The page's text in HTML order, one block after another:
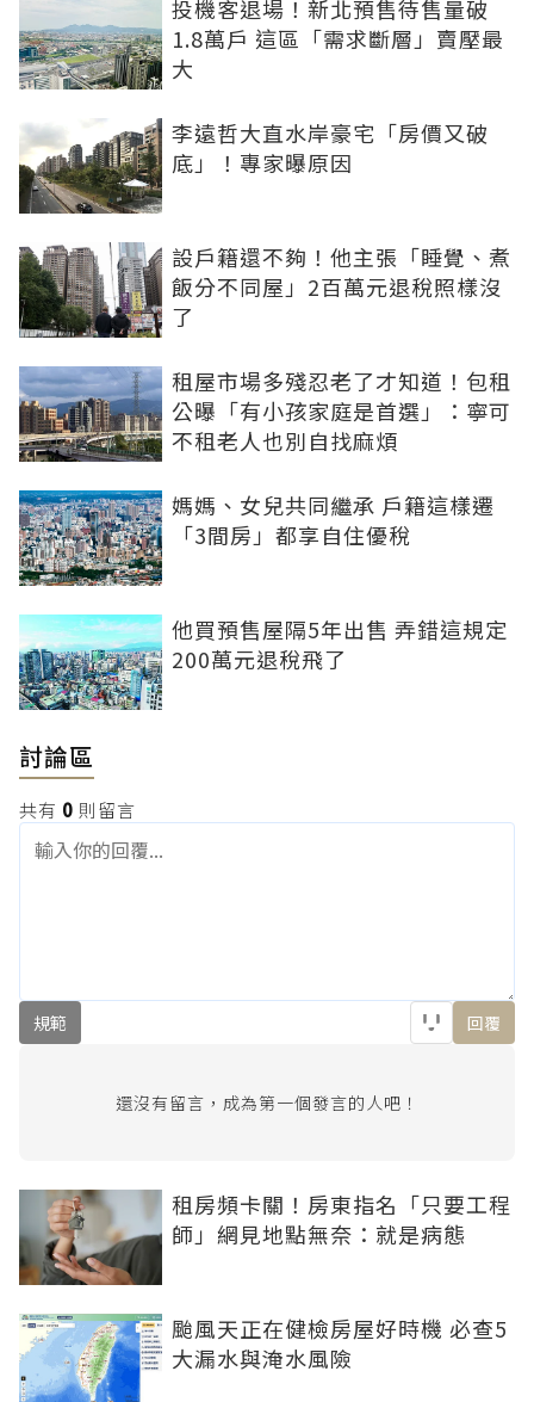
投機客退場！新北預售待售量破
1.8萬戶 這區「需求斷層」賣壓最
大
李遠哲大直水岸豪宅「房價又破
底」！專家曝原因
設戶籍還不夠！他主張「睡覺、煮
飯分不同屋」2百萬元退稅照樣沒
了
租屋市場多殘忍老了才知道！包租
公曝「有小孩家庭是首選」：寧可
不租老人也別自找麻煩
媽媽、女兒共同繼承 戶籍這樣遷
「3間房」都享自住優稅
他買預售屋隔5年出售 弄錯這規定
200萬元退稅飛了
討論區
共有 0 則留言
規範 回覆
還沒有留言，成為第一個發言的人吧！
租房頻卡關！房東指名「只要工程
師」網見地點無奈：就是病態
颱風天正在健檢房屋好時機 必查5
大漏水與淹水風險